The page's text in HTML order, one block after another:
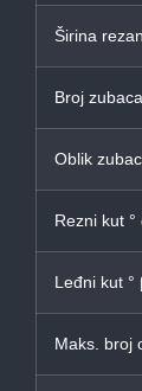
Širina
Broj zubaca
Oblik
Rezni kut °
Leđni kut °
Maks. broj